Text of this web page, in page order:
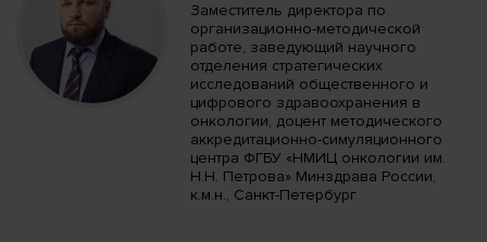
Заместитель директора по
организационно-методической
работе, заведующий научного
отделения стратегических
исследований общественного и
цифрового здравоохранения в
онкологии, доцент методического
аккредитационно-симуляционного
центра ФГБУ «НМИЦ онкологии им.
Н.Н. Петрова» Минздрава России,
к.м.н., Санкт-Петербург